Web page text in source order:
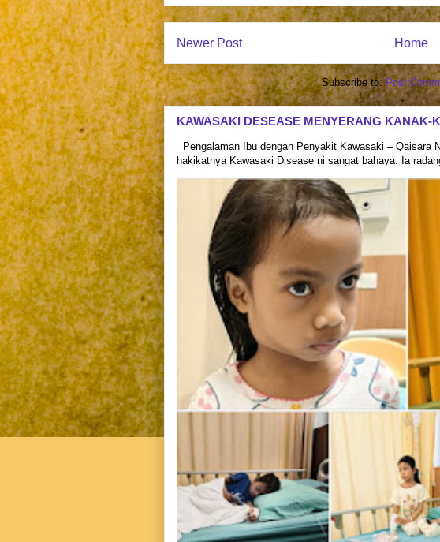
Newer Post Home
Subscribe to:Post
KAWASAKI DESEASE MENYERANG KANAK-
Pengalaman Ibu dengan Penyakit Kawasaki – Qaisara
hakikatnya Kawasaki Disease ni sangat bahaya. Ia